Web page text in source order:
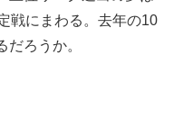
戦にまわる。去年の10
ろうか。